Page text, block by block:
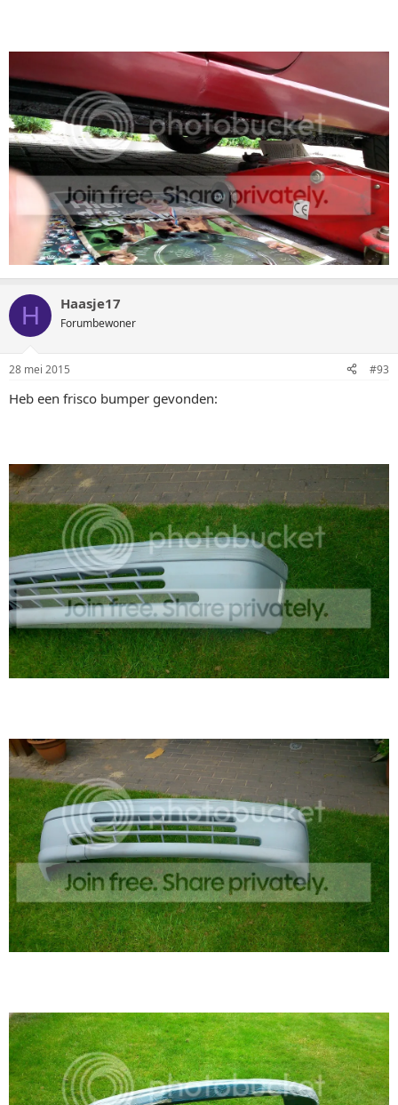
H Haasje17
Forumbewoner
28 mei 2015 #93
Heb een frisco bumper gevonden: